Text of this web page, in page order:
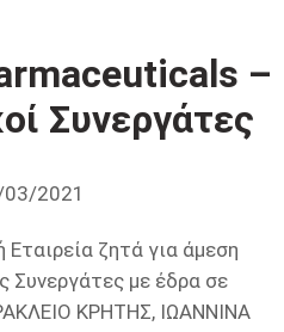
–
Συνεργάτες
2021
ζητά για άμεση
Συνεργάτες με έδρα σε
ΚΡΗΤΗΣ, ΙΩΑΝΝΙΝΑ